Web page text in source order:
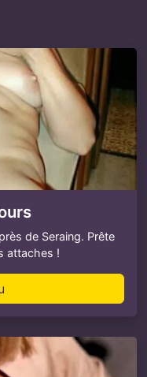
de Seraing. Prête
attaches !